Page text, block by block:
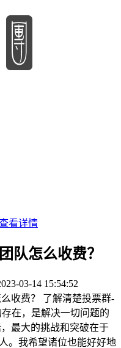
看详情
队怎么收费？
03-14 15:54:52
收费？ 了解清楚投票群-
在，是解决一切问题的
最大的挑战和突破在于
。我希望诸位也能好好地